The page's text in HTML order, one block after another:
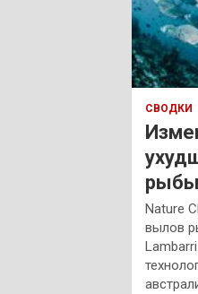
СВОДКИ
рыбы
Nature
вылов